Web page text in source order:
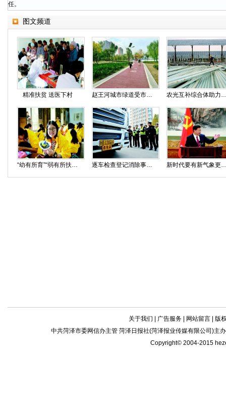
任。
图文频道
精准扶贫 送医下村 赵王河城市绿道受市民称赞 农光互补综合体
“幼有所育”“弱有所扶”是篇民生大文章 逐车检查登记消除事故隐患 新时代要有新气象更要有新作为中国人民生
关于我们 广告服务| 网站留言| 版
中共菏泽市委网信办主管 菏泽日报社(菏泽报业传媒有限公司)主
Copyright© 2004-2015